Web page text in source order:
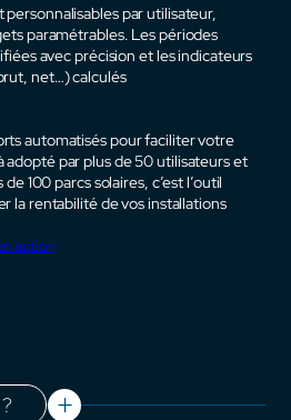
par utilisateur,
paramétrables. Les périodes
avec précision et les indicateurs
net…) calculés
automatisés pour faciliter votre
par plus de 50 utilisateurs et
100 parcs solaires, c’est l’outil
la rentabilité de vos installations
action